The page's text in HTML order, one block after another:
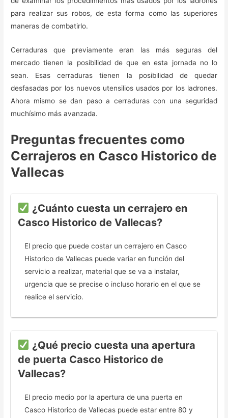
para realizar sus robos, de esta forma como las superiores
maneras de combatirlo.
Cerraduras que previamente eran las más seguras del
mercado tienen la posibilidad de que en esta jornada no lo
sean. Esas cerraduras tienen la posibilidad de quedar
desfasadas por los nuevos utensilios usados por los ladrones.
Ahora mismo se dan paso a cerraduras con una seguridad
muchísimo más avanzada.
Preguntas frecuentes como
Cerrajeros en Casco Historico de
Vallecas
¿Cuánto cuesta un cerrajero en
Casco Historico de Vallecas?
El precio que puede costar un cerrajero en Casco
Historico de Vallecas puede variar en función del
servicio a realizar, material que se va a instalar,
urgencia que se precise o incluso horario en el que se
realice el servicio.
¿Qué precio cuesta una apertura
de puerta Casco Historico de
Vallecas?
El precio medio por la apertura de una puerta en
Casco Historico de Vallecas puede estar entre 80 y